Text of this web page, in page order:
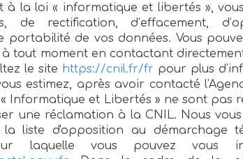
à la loi « informatique et libertés »,
de rectification, d’effacement,
portabilité de vos données. Vous
tout moment en contactant
le site https://cnil.fr/fr pour plus
estimez, après avoir contacté
Informatique et Libertés » ne sont pas
une réclamation à la CNIL. Nous
la liste d'opposition au démarchage
laquelle vous pouvez vous